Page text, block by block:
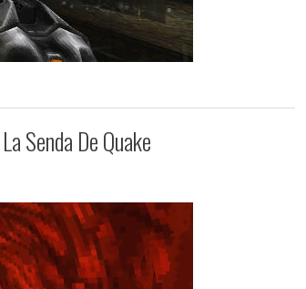
Senda De Quake